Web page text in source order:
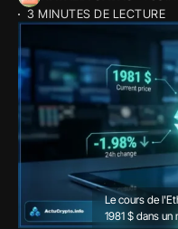
3 MINUTES DE LECTURE
Le cours de
1981 $ dans